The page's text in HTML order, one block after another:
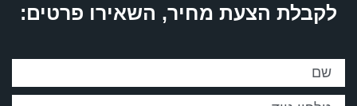
לקבלת הצעת מחיר, השאירו פרטים: